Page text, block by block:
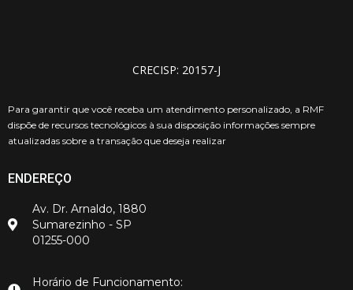
CRECISP: 20157-J
Para garantir que você receba um atendimento personalizado, a RMF
dispõe de recursos tecnológicos à sua disposição informações sempre
atualizadas sobre a transação que deseja realizar
ENDEREÇO
Av. Dr. Arnaldo, 1880
Sumarezinho - SP
01255-000
Horário de Funcionamento: